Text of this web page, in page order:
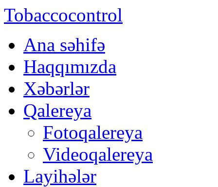
Tobaccocontrol
Ana səhifə
Haqqımızda
Xəbərlər
Qalereya
Fotoqalereya
Videoqalereya
Layihələr